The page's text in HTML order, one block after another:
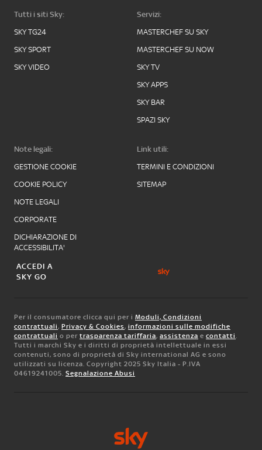
Tutti i siti Sky:
SKY TG24
SKY SPORT
SKY VIDEO
Servizi:
MASTERCHEF SU SKY
MASTERCHEF SU NOW
SKY TV
SKY APPS
SKY BAR
SPAZI SKY
Note legali:
GESTIONE COOKIE
COOKIE POLICY
NOTE LEGALI
CORPORATE
DICHIARAZIONE DI
ACCESSIBILITA'
Link utili:
TERMINI E CONDIZIONI
SITEMAP
ACCEDI A
SKY GO
Per il consumatore clicca qui per i Moduli, Condizioni
contrattuali, Privacy & Cookies, informazioni sulle modifiche
contrattuali o per trasparenza tariffaria, assistenza e contatti.
Tutti i marchi Sky e i diritti di proprietà intellettuale in essi
contenuti, sono di proprietà di Sky international AG e sono
utilizzati su licenza. Copyright 2025 Sky Italia - P.IVA
04619241005. Segnalazione Abusi